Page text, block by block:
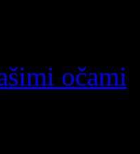
očami